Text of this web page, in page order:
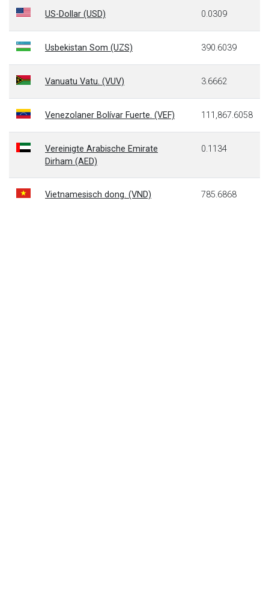
US-Dollar (USD) 0.0309
Usbekistan Som (UZS) 390.6039
Vanuatu Vatu. (VUV) 3.6662
Venezolaner Bolívar Fuerte. (VEF) 111,867.6058
Vereinigte Arabische Emirate
Dirham (AED)
0.1134
Vietnamesisch dong. (VND) 785.6868